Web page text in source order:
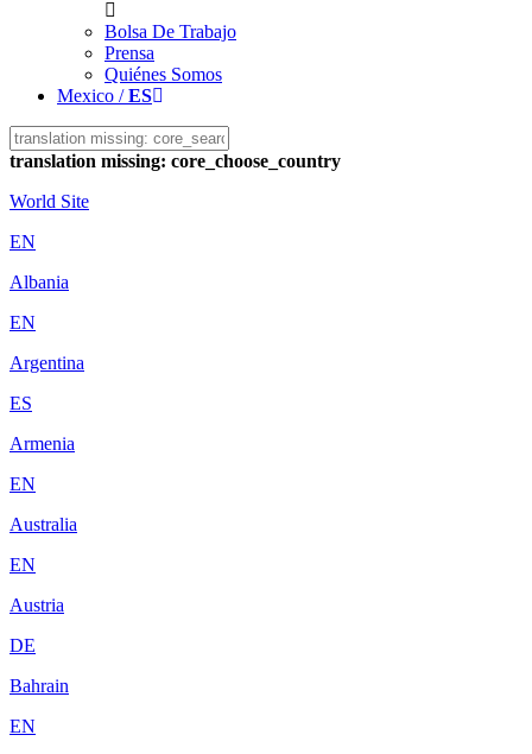
Bolsa De Trabajo
Prensa
Quiénes Somos
Mexico /ES
translation missing: core_choose_country
World Site
EN
Albania
EN
Argentina
ES
Armenia
EN
Australia
EN
Austria
DE
Bahrain
EN